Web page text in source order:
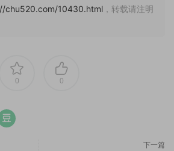
chu520.com/10430.html ，转载请注明
0 0
下一篇